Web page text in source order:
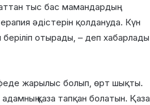
тыс бас мамандардың
әдістерін қолдануда. Күн
отырады, – деп хабарлады
жарылыс болып, өрт шықты.
қаза тапқан болатын. Қаза